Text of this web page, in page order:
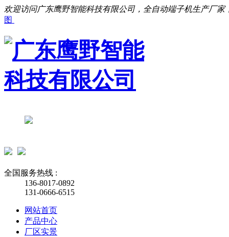
欢迎访问广东鹰野智能科技有限公司，全自动端子机生产厂家
图
全国服务热线 :
136-8017-0892
131-0666-6515
网站首页
产品中心
厂区实景